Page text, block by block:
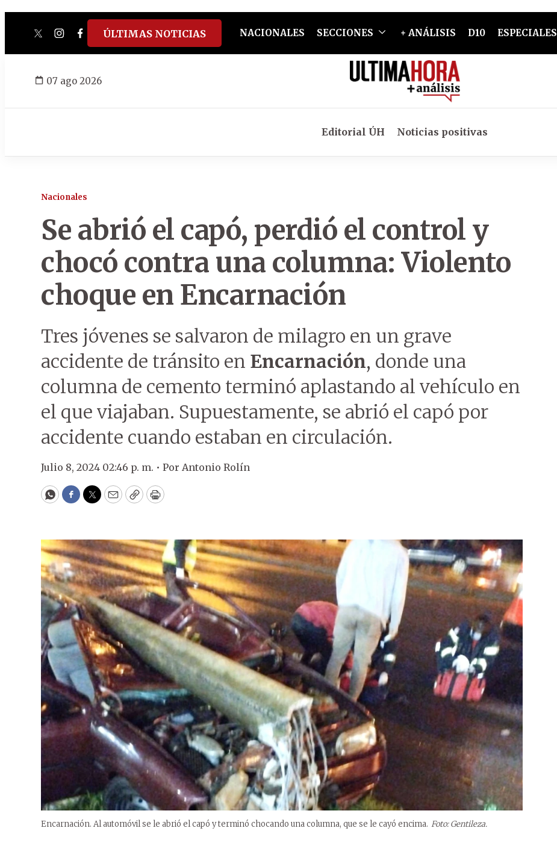
twitterinstagram
facebook
tiktokyoutube
spotify
ÚLTIMAS NOTICIAS NACIONALES SECCIONES + ANÁLISIS D10 ESPECIALES
07 ago 2026
Editorial ÚH Noticias positivas
Nacionales
Se abrió el capó, perdió el control y
chocó contra una columna: Violento
choque en Encarnación
Tres jóvenes se salvaron de milagro en un grave
accidente de tránsito en Encarnación, donde una
columna de cemento terminó aplastando al vehículo en
el que viajaban. Supuestamente, se abrió el capó por
accidente cuando estaban en circulación.
Julio 8, 2024 02:46 p. m. • Por Antonio Rolín
WhatsApp
Facebook
Twitter
EmailCopyPrint
Encarnación. Al automóvil se le abrió el capó y terminó chocando una columna, que se le cayó encima. Foto: Gentileza.